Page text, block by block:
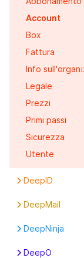
Account
Box
Fattura
Info
Legale
Prezzi
Primi passi
Sicurezza
Utente
DeepID
DeepMail
DeepNinja
DeepO